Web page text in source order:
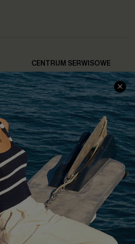
CENTRUM SERWISOWE
Informacje o Wysyłce
Jak Śledzić
Polityka Zwrotów
Rozpocznij Zwrot
Informacje o Rozmiarach
FAQS
Kontakt z Nami